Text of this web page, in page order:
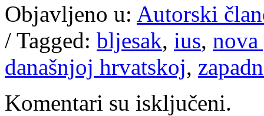
Objavljeno u: Autorski
/ Tagged: bljesak, ius, nova
današnjoj hrvatskoj,
Komentari su isključeni.